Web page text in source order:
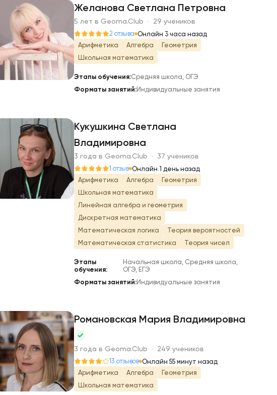
Ж
Желанова Светлана Петровна
5 лет в Geoma.Club · 29 учеников
2 отзыва Онлайн 3 часа назад
Арифметика
Алгебра
Геометрия
Школьная математика
Этапы обучения:Средняя школа, ОГЭ
Форматы занятий:Индивидуальные занятия
К
Кукушкина Светлана
Владимировна
3 года в Geoma.Club · 37 учеников
1 отзыв Онлайн 1 день назад
Арифметика
Алгебра
Геометрия
Школьная математика
Линейная алгебра и геометрия
Дискретная математика
Математическая логика
Теория вероятностей
Математическая статистика
Теория чисел
Этапы
обучения:
Начальная школа, Средняя школа,
ОГЭ, ЕГЭ
Форматы занятий:Индивидуальные занятия
Р
Романовская Мария Владимировна
3 года в Geoma.Club · 249 учеников
13 отзывов Онлайн 55 минут назад
Арифметика
Алгебра
Геометрия
Школьная математика